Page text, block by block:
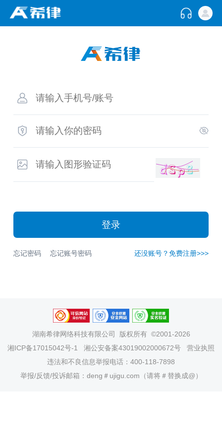
登录
忘记密码 忘记账号密码 还没账号？免费注册>>>
湖南希律网络科技有限公司
版权所有 ©2001-2026
湘ICP备17015042号-1
湘公安备案43019002000672号
营业执照
违法和不良信息举报电话：400-118-7898
举报/反馈/投诉邮箱：deng＃ujigu.com（请将＃替换成@）